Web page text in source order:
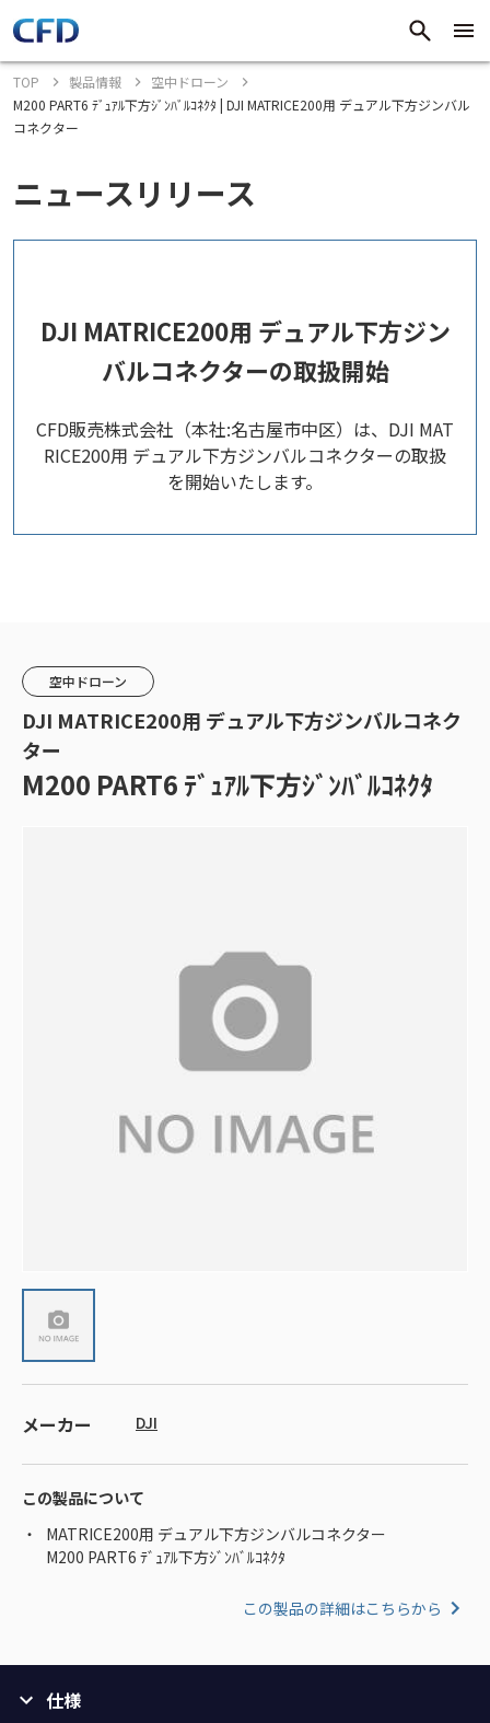
TOP 製品情報
空中ドローン
M200 PART6 ﾃﾞｭｱﾙ下方ｼﾞﾝﾊﾞﾙｺﾈｸﾀ | DJI MATRICE200用 デュアル下方ジンバル
コネクター
ニュースリリース
DJI MATRICE200用 デュアル下方ジン
バルコネクターの取扱開始
CFD販売株式会社（本社:名古屋市中区）は、DJI MAT
RICE200用 デュアル下方ジンバルコネクターの取扱
を開始いたします。
空中ドローン
DJI MATRICE200用 デュアル下方ジンバルコネク
ター
M200 PART6 ﾃﾞｭｱﾙ下方ｼﾞﾝﾊﾞﾙｺﾈｸﾀ
メーカー DJI
この製品について
MATRICE200用 デュアル下方ジンバルコネクター
M200 PART6 ﾃﾞｭｱﾙ下方ｼﾞﾝﾊﾞﾙｺﾈｸﾀ
この製品の詳細はこちらから
仕様